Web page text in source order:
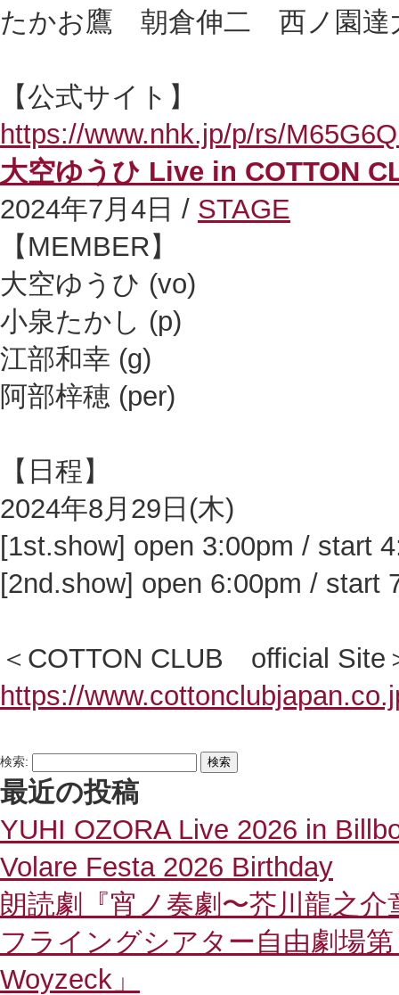
たかお鷹 朝倉伸二 西ノ園達
【公式サイト】
https://www.nhk.jp/p/rs/
大空ゆうひ Live in COTTON
2024年7月4日 / STAGE
【MEMBER】
大空ゆうひ (vo)
小泉たかし (p)
江部和幸 (g)
阿部梓穂 (per)
【日程】
2024年8月29日(木)
[1st.show] open 3:00pm / start
[2nd.show] open 6:00pm / start
＜COTTON CLUB official Site
https://
検索:
最近の投稿
YUHI OZORA Live 2026 in
Volare Festa 2026 Birthday
朗読劇『宵ノ奏劇〜芥川龍之介
フライングシアター自由劇場
Woyzeck」